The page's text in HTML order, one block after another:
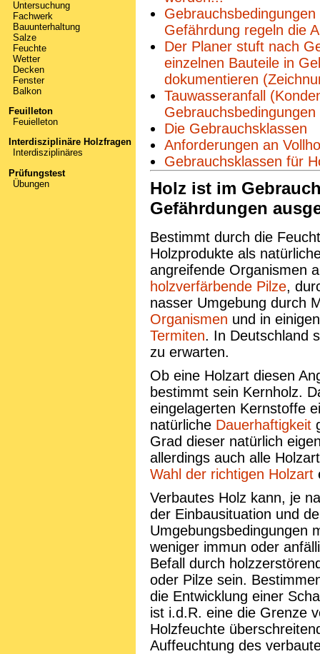
Untersuchung
Fachwerk
Bauunterhaltung
Salze
Feuchte
Wetter
Decken
Fenster
Balkon
Feuilleton
Feuielleton
Interdisziplinäre Holzfragen
Interdisziplinäres
Prüfungstest
Übungen
Gebrauchsbedingungen
Gefährdung regeln die
Der Planer stuft nach
einzelnen Bauteile in
dokumentieren
Tauwasseranfall
Die Gebrauchsklassen
Anforderungen an
Gebrauchsklassen für
Holz ist im
Gefährdungen
Bestimmt durch die
Holzprodukte als
angreifende Organismen
holzverfärbende Pilze,
nasser Umgebung durch
Organismen und in
Termiten. In Deutschland
zu erwarten.
Ob eine Holzart diesen
bestimmt sein Kernholz.
eingelagerten Kernstoffe
natürliche Dauerhaftigkeit
Grad dieser natürlich
allerdings auch alle
Wahl der richtigen Holzart
Verbautes Holz kann, je
der Einbausituation und
Umgebungsbedingungen
weniger immun oder
Befall durch
oder Pilze sein.
die Entwicklung einer
ist i.d.R. eine die Grenze
Holzfeuchte
Auffeuchtung des